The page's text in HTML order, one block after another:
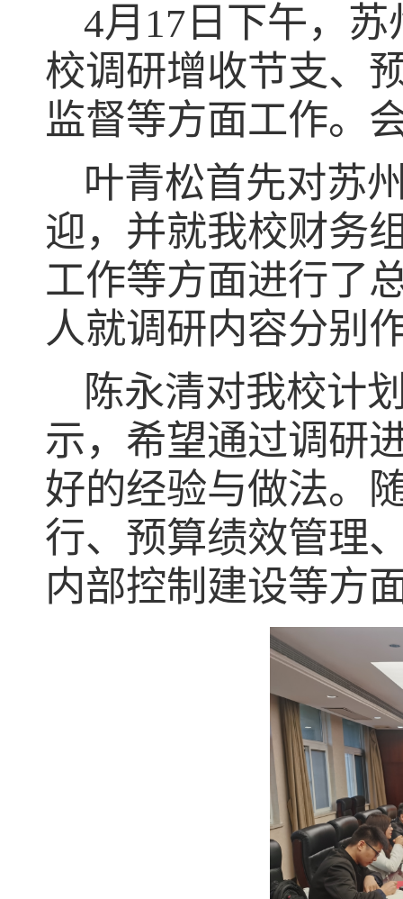
4月17日下午，
校调研增收节支、
监督等方面工作。
叶青松首先对苏
迎，并就我校财务
工作等方面进行了
人就调研内容分别
陈永清对我校计
示，希望通过调研
好的经验与做法。
行、预算绩效管理
内部控制建设等方